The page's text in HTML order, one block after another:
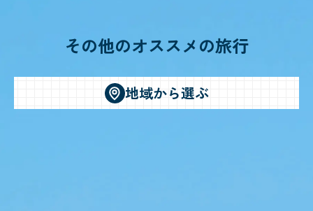
その他のオススメの旅行
地域から選ぶ